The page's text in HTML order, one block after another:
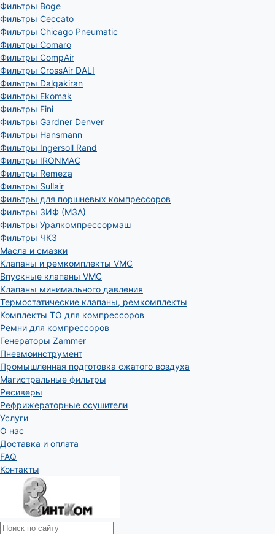
Фильтры Boge
Фильтры Ceccato
Фильтры Chicago Pneumatic
Фильтры Comaro
Фильтры CompAir
Фильтры CrossAir DALI
Фильтры Dalgakiran
Фильтры Ekomak
Фильтры Fini
Фильтры Gardner Denver
Фильтры Hansmann
Фильтры Ingersoll Rand
Фильтры IRONMAC
Фильтры Remeza
Фильтры Sullair
Фильтры для поршневых компрессоров
Фильтры ЗИФ (МЗА)
Фильтры Уралкомпрессормаш
Фильтры ЧКЗ
Масла и смазки
Клапаны и ремкомплекты VMC
Впускные клапаны VMC
Клапаны минимального давления
Термостатические клапаны, ремкомплекты
Комплекты ТО для компрессоров
Ремни для компрессоров
Генераторы Zammer
Пневмоинструмент
Промышленная подготовка сжатого воздуха
Магистральные фильтры
Ресиверы
Рефрижераторные осушители
Услуги
О нас
Доставка и оплата
FAQ
Контакты